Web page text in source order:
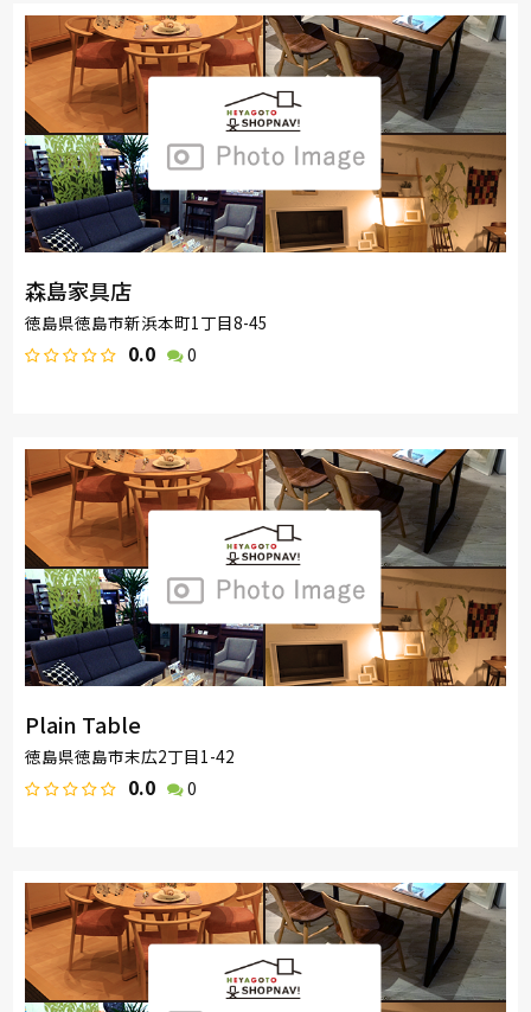
森島家具店
徳島県徳島市新浜本町1丁目8-45
0.0 0
Plain Table
徳島県徳島市末広2丁目1-42
0.0 0